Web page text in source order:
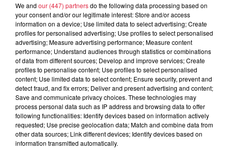
Lieu L'ED&N à SAUSHEIM (68)
Organisateur
https://www.eden-
sausheim.com/christophe-willem#.W-
MI6FKNycY
Tarif Gratuit
We and our (447) partnersdo the following data processing based on
your consent and/or our legitimate interest: Store and/or access
information on a device; Use limited data to select advertising; Create
profiles for personalised advertising; Use profiles to select personalised
advertising; Measure advertising performance; Measure content
performance; Understand audiences through statistics or combinations
of data from different sources; Develop and improve services; Create
profiles to personalise content; Use profiles to select personalised
content; Use limited data to select content; Ensure security, prevent and
detect fraud, and fix errors; Deliver and present advertising and content;
Save and communicate privacy choices. These technologies may
process personal data such as IP address and browsing data to offer
following functionalities: Identify devices based on information actively
requested; Use precise geolocation data; Match and combine data from
other data sources; Link different devices; Identify devices based on
information transmitted automatically.